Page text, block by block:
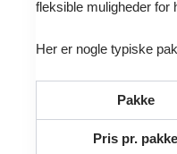
fleksible muligheder for
Her er nogle typiske
Pakke
Pris pr. pakke